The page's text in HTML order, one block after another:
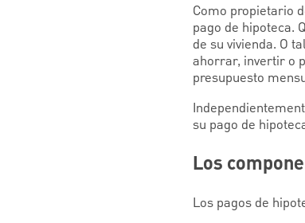
Como propietario
pago de hipoteca.
de su vivienda. O
ahorrar, invertir o
presupuesto
su pago de
Los
Los pagos de